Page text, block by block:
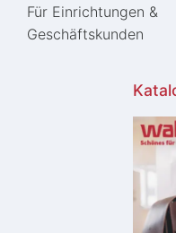
Für Einrichtungen &
Geschäftskunden